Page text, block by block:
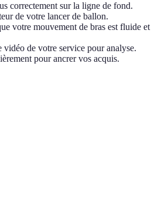
correctement sur la ligne de fond.
de votre lancer de ballon.
votre mouvement de bras est fluide et
vidéo de votre service pour analyse.
pour ancrer vos acquis.